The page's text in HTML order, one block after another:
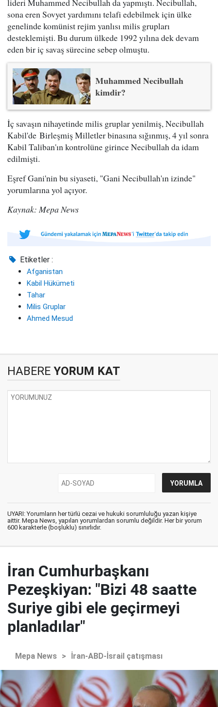
lideri Muhammed Necibullah da yapmıştı. Necibullah,
sona eren Sovyet yardımını telafi edebilmek için ülke
genelinde komünist rejim yanlısı milis grupları
desteklemişti. Bu durum ülkede 1992 yılına dek devam
eden bir iç savaş sürecine sebep olmuştu.
Muhammed Necibullah
kimdir?
İç savaşın nihayetinde milis gruplar yenilmiş, Necibullah
Kabil'de Birleşmiş Milletler binasına sığınmış, 4 yıl sonra
Kabil Taliban'ın kontrolüne girince Necibullah da idam
edilmişti.
Eşref Gani'nin bu siyaseti, "Gani Necibullah'ın izinde"
yorumlarına yol açıyor.
Kaynak: Mepa News
Etiketler :
Afganistan
Kabil Hükümeti
Tahar
Milis Gruplar
Ahmed Mesud
HABERE YORUM KAT
UYARI: Yorumların her türlü cezai ve hukuki sorumluluğu yazan kişiye
aittir. Mepa News, yapılan yorumlardan sorumlu değildir. Her bir yorum
600 karakterle (boşluklu) sınırlıdır.
İran Cumhurbaşkanı
Pezeşkiyan: "Bizi 48 saatte
Suriye gibi ele geçirmeyi
planladılar"
Mepa News > İran-ABD-İsrail çatışması